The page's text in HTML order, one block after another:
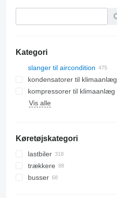
Kategori
slanger til aircondition
kondensatorer til klimaanlæg
kompressorer til klimaanlæg
Vis alle
Køretøjskategori
lastbiler
trækkere
busser